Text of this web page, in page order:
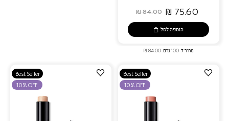
75.60 ₪
84.00 ₪
הוספה לסל
מחיר ל-100 גרם: 84.00 ₪
הוספה
Best Seller
10% OFF
הוספה
Best Seller
10% OFF